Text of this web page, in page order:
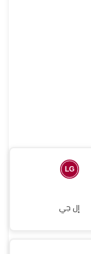
إل جي